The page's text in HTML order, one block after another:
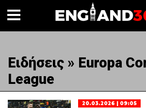
Ειδήσεις » Europa
League
20.03.2026 | 09:05